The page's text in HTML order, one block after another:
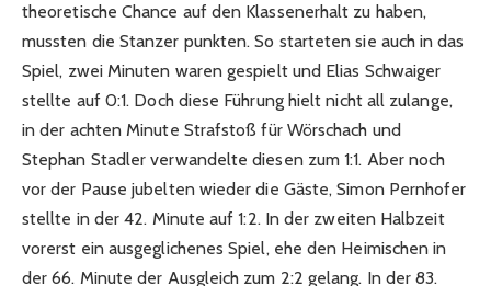
theoretische Chance auf den Klassenerhalt zu haben,
mussten die Stanzer punkten. So starteten sie auch in das
Spiel, zwei Minuten waren gespielt und Elias Schwaiger
stellte auf 0:1. Doch diese Führung hielt nicht all zulange,
in der achten Minute Strafstoß für Wörschach und
Stephan Stadler verwandelte diesen zum 1:1. Aber noch
vor der Pause jubelten wieder die Gäste, Simon Pernhofer
stellte in der 42. Minute auf 1:2. In der zweiten Halbzeit
vorerst ein ausgeglichenes Spiel, ehe den Heimischen in
der 66. Minute der Ausgleich zum 2:2 gelang. In der 83.